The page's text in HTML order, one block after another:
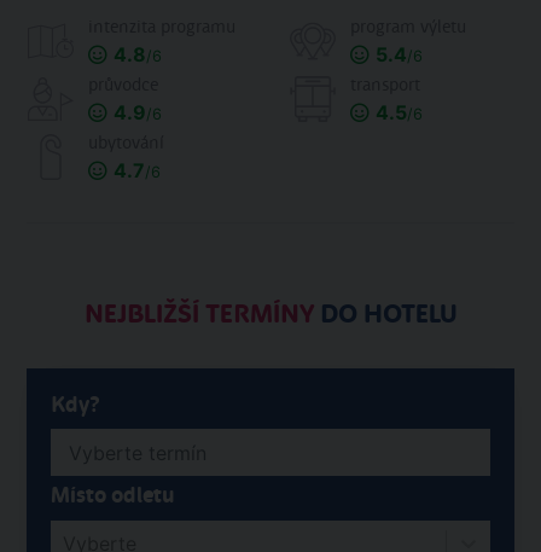
4.8/6 5.4/6
4.9/6 4.5/6
4.7/6
NEJBLIŽŠÍ TERMÍNYDO HOTELU
Kdy?
Místo odletu